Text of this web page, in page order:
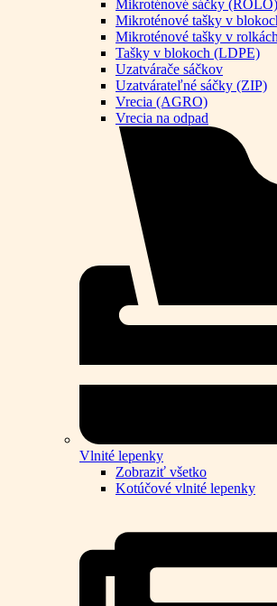
Mikroténové sáčky (ROLO)
Mikroténové tašky v
Mikroténové tašky v rolkách
Tašky v blokoch (LDPE)
Uzatvárače sáčkov
Uzatvárateľné sáčky (ZIP)
Vrecia (AGRO)
Vrecia na odpad
Vlnité lepenky
Zobraziť všetko
Kotúčové vlnité lepenky